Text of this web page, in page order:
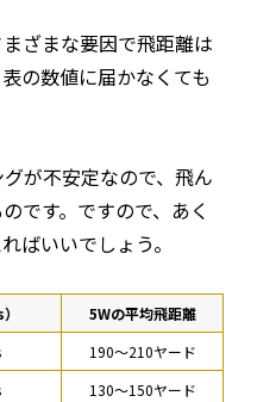
ざまな要因で飛距離は
の数値に届かなくても
が不安定なので、飛ん
です。ですので、あく
ばいいでしょう。
5Wの平均飛距離
190〜210ヤード
130〜150ヤード